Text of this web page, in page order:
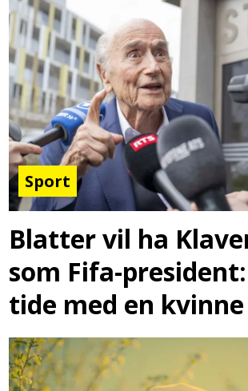
Sport
Blatter vil ha
som Fifa-president:
tide med en kvinne